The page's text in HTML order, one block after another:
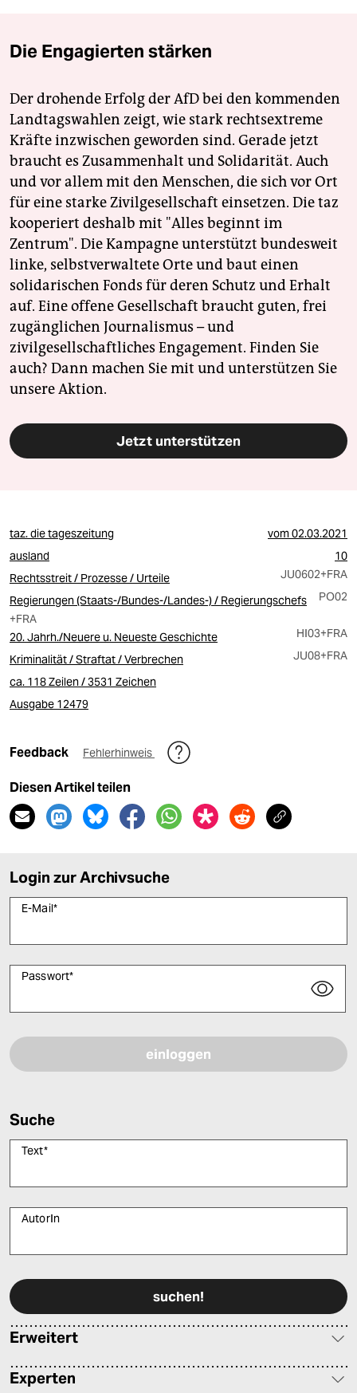
Die Engagierten stärken
Der drohende Erfolg der AfD bei den kommenden
Landtagswahlen zeigt, wie stark rechtsextreme
Kräfte inzwischen geworden sind. Gerade jetzt
braucht es Zusammenhalt und Solidarität. Auch
und vor allem mit den Menschen, die sich vor Ort
für eine starke Zivilgesellschaft einsetzen. Die taz
kooperiert deshalb mit "Alles beginnt im
Zentrum". Die Kampagne unterstützt bundesweit
linke, selbstverwaltete Orte und baut einen
solidarischen Fonds für deren Schutz und Erhalt
auf. Eine offene Gesellschaft braucht guten, frei
zugänglichen Journalismus – und
zivilgesellschaftliches Engagement. Finden Sie
auch? Dann machen Sie mit und unterstützen Sie
unsere Aktion.
Jetzt unterstützen
taz. die tageszeitung vom02.03.2021
ausland
10
Rechtsstreit / Prozesse / Urteile
JU0602+FRA
Regierungen (Staats-/Bundes-/Landes-) / Regierungschefs
PO02
+FRA
20. Jahrh./Neuere u. Neueste Geschichte
HI03+FRA
Kriminalität / Straftat / Verbrechen
JU08+FRA
ca. 118 Zeilen / 3531 Zeichen
Ausgabe 12479
Feedback Fehlerhinweis
Diesen Artikel teilen
Login zur Archivsuche
E-Mail*
Passwort*
Suche
Text*
AutorIn
Erweitert
Experten